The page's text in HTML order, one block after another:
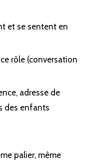
et se sentent en
rôle (conversation
adresse de
des enfants
palier, même